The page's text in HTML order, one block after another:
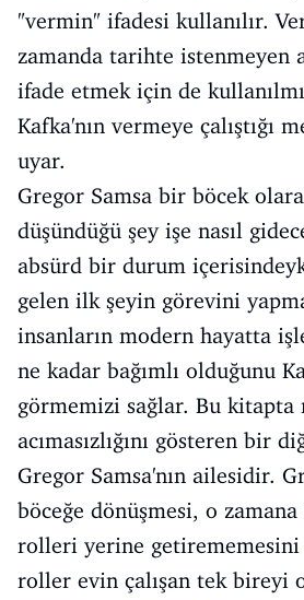
"vermin" ifadesi kullanılır.
zamanda tarihte istenmeyen
ifade etmek için de
Kafka'nın vermeye çalıştığı
uyar.
Gregor Samsa bir böcek
düşündüğü şey işe nasıl
absürd bir durum
gelen ilk şeyin görevini
insanların modern hayatta
ne kadar bağımlı olduğunu
görmemizi sağlar. Bu kitapta
acımasızlığını gösteren bir
Gregor Samsa'nın ailesidir.
böceğe dönüşmesi, o
rolleri yerine
roller evin çalışan tek bireyi